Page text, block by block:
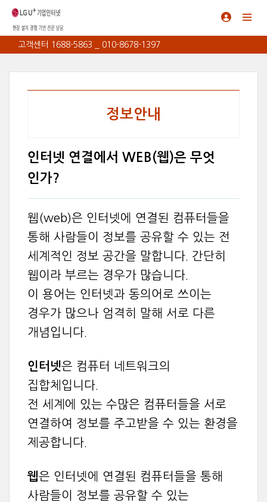
고객센터 1688-5863 _ 010-8678-1397
정보안내
인터넷 연결에서 WEB(웹)은 무엇
인가?
웹(web)은 인터넷에 연결된 컴퓨터들을
통해 사람들이 정보를 공유할 수 있는 전
세계적인 정보 공간을 말합니다. 간단히
웹이라 부르는 경우가 많습니다.
이 용어는 인터넷과 동의어로 쓰이는
경우가 많으나 엄격히 말해 서로 다른
개념입니다.
인터넷은 컴퓨터 네트워크의
집합체입니다.
전 세계에 있는 수많은 컴퓨터들을 서로
연결하여 정보를 주고받을 수 있는 환경을
제공합니다.
웹은 인터넷에 연결된 컴퓨터들을 통해
사람들이 정보를 공유할 수 있는